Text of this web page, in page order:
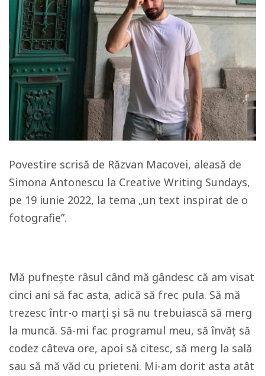
Povestire scrisă de Răzvan Macovei, aleasă de
Simona Antonescu la Creative Writing Sundays,
pe 19 iunie 2022, la tema „un text inspirat de o
fotografie”.
Mă pufnește râsul când mă gândesc că am visat
cinci ani să fac asta, adică să frec pula. Să mă
trezesc într-o marți și să nu trebuiască să merg
la muncă. Să-mi fac programul meu, să învăț să
codez câteva ore, apoi să citesc, să merg la sală
sau să mă văd cu prieteni. Mi-am dorit asta atât